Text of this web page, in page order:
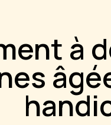
à